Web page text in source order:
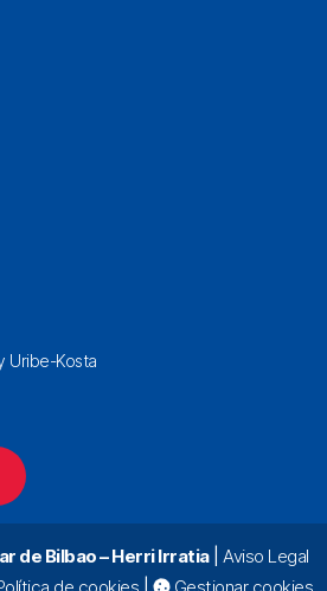
Uribe-Kosta
de Bilbao – Herri Irratia|Aviso Legal